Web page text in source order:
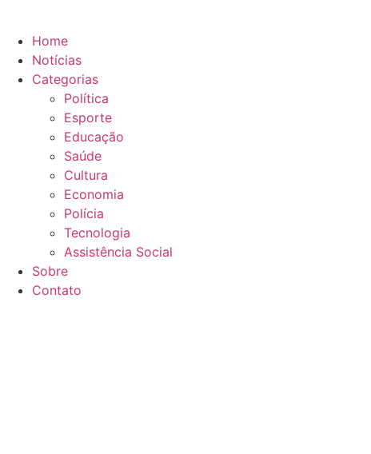
Home
Notícias
Categorias
Política
Esporte
Educação
Saúde
Cultura
Economia
Polícia
Tecnologia
Assistência Social
Sobre
Contato